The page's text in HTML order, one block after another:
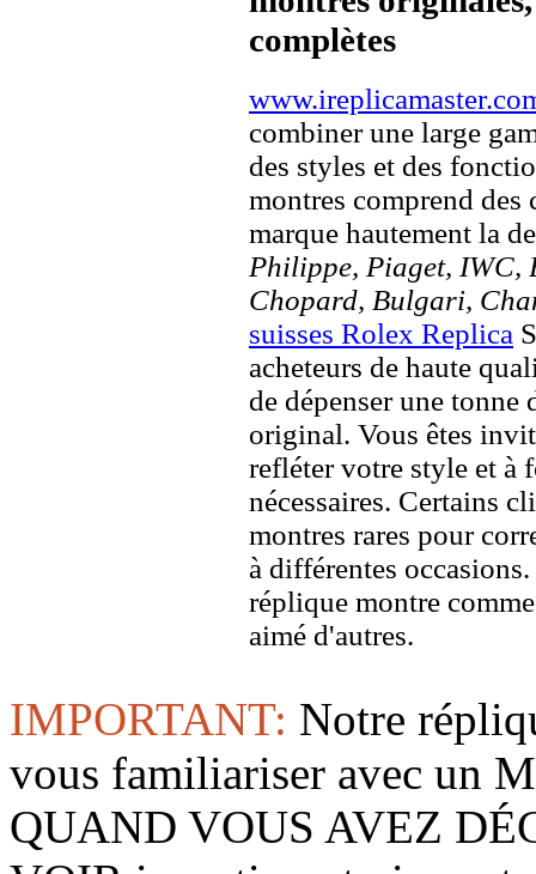
complètes
combiner une large
des styles et des
montres comprend des
marque hautement la
Philippe, Piaget, IWC,
Chopard, Bulgari,
suisses Rolex Replica
acheteurs de haute
de dépenser une
original. Vous êtes
refléter votre style et à
nécessaires. Certains
montres rares pour
à différentes
réplique montre
aimé d'autres.
IMPORTANT: Notre
vous familiariser avec un
QUAND VOUS AVEZ